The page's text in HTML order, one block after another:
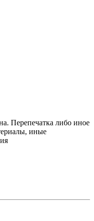
Перепечатка либо иное
иные